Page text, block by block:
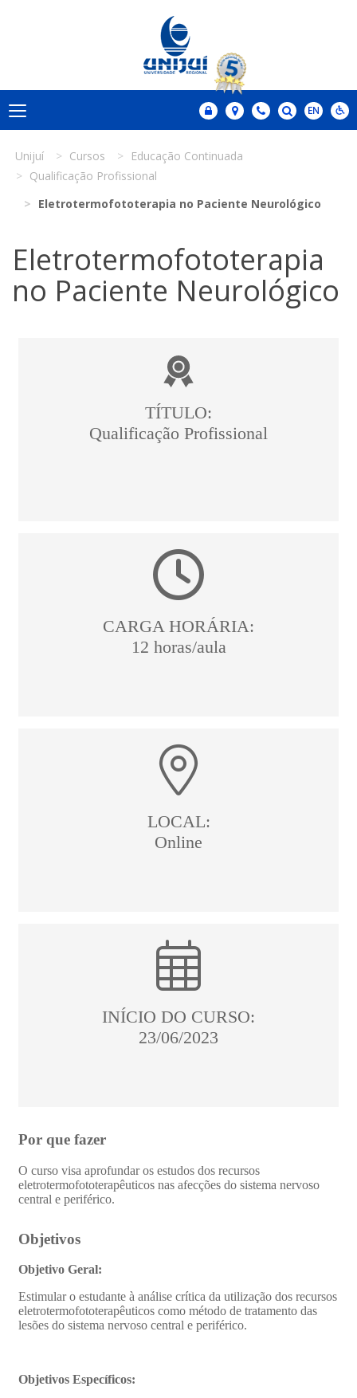
Unijuí Cursos
Educação Continuada
Qualificação Profissional
Eletrotermofototerapia no Paciente Neurológico
Eletrotermofototerapia
no Paciente Neurológico